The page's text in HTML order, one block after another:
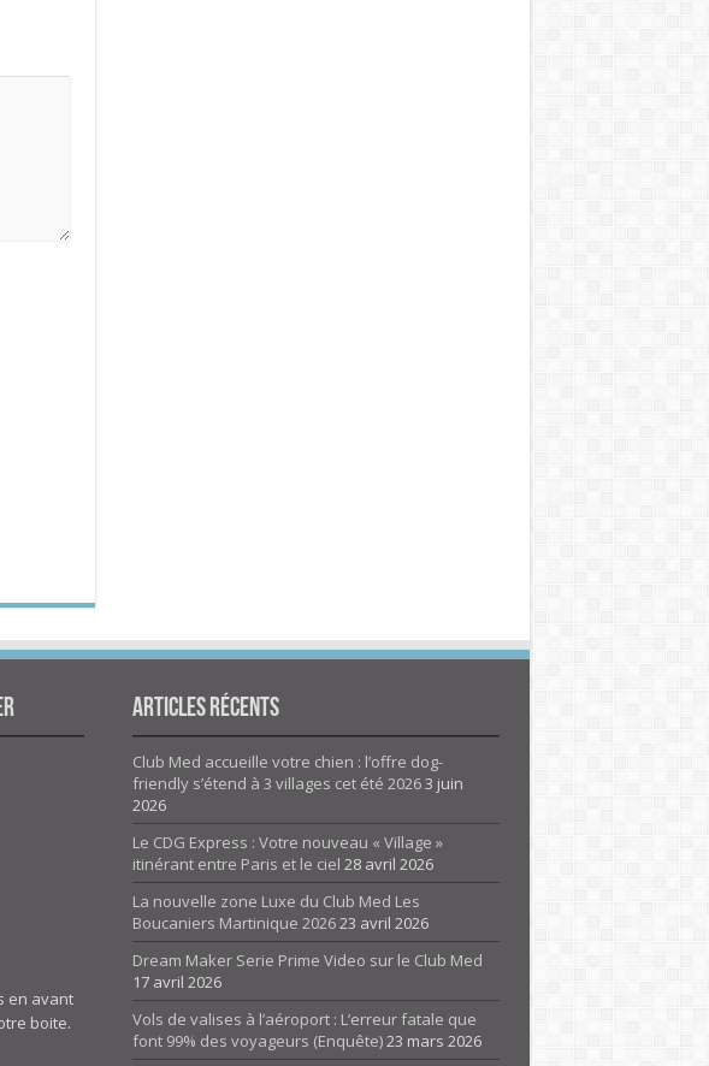
en avant
boite.
Articles Récents
Club Med accueille votre chien : l’offre dog-
friendly s’étend à 3 villages cet été 20263 juin
2026
Le CDG Express : Votre nouveau « Village »
itinérant entre Paris et le ciel 28 avril 2026
La nouvelle zone Luxe du Club Med Les
Boucaniers Martinique 202623 avril 2026
Dream Maker Serie Prime Video sur le Club Med
17 avril 2026
Vols de valises à l’aéroport : L’erreur fatale que
font 99% des voyageurs (Enquête)23 mars 2026